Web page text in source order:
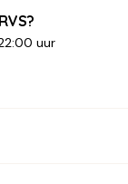
uur